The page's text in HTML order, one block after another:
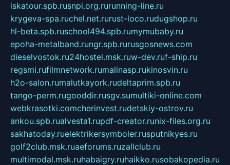
iskatour.spb.rusnpi.org.rurunning-line.ru
krygeva-spa.ruchel.net.rurust-loco.rudugshop.ru
hl-beta.spb.ruschool494.spb.rumymubaby.ru
epoha-metalband.rungr.spb.rurusgosnews.com
dieselvostok.ru24hostel.msk.ruw-dev.ruf-ship.ru
regsmi.rufilmnetwork.rumalinasp.rukinosvin.ru
h2o-salon.rumalutkayork.rudeltaprim.spb.ru
tango-perm.rugooddir.rusgv.sumultiki-online.com
webkrasotki.comcherinvest.rudetskiy-ostrov.ru
ankou.spb.rualvesta1.rupdf-creator.runix-files.org.ru
sakhatoday.ruelektrikersymboler.rusputnikyes.ru
golf2club.msk.ruaeforums.ruzallclub.ru
multimodal.msk.ruhabaigry.ruhaikko.rusobakopedia.ru